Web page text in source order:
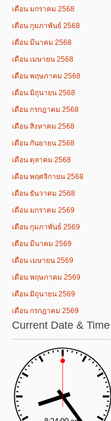
เดือน มกราคม 2568
เดือน กุมภาพันธ์ 2568
เดือน มีนาคม 2568
เดือน เมษายน 2568
เดือน พฤษภาคม 2568
เดือน มิถุนายน 2568
เดือน กรกฎาคม 2568
เดือน สิงหาคม 2568
เดือน กันยายน 2568
เดือน ตุลาคม 2568
เดือน พฤศจิกายน 2568
เดือน ธันวาคม 2568
เดือน มกราคม 2569
เดือน กุมภาพันธ์ 2569
เดือน มีนาคม 2569
เดือน เมษายน 2569
เดือน พฤษภาคม 2569
เดือน มิถุนายน 2569
เดือน กรกฎาคม 2569
Current Date & Time